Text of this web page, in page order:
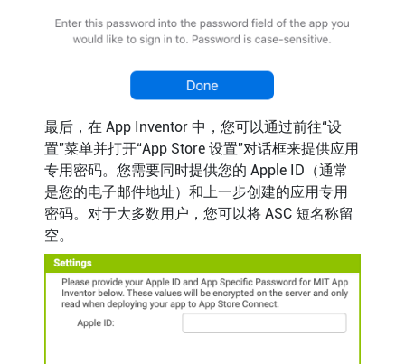
最后，在 App Inventor 中，您可以通过前往“设
置”菜单并打开“App Store 设置”对话框来提供应用
专用密码。您需要同时提供您的 Apple ID（通常
是您的电子邮件地址）和上一步创建的应用专用
密码。对于大多数用户，您可以将 ASC 短名称留
空。